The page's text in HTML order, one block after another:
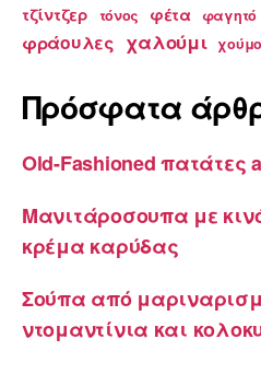
τζίντζερ τόνος φέτα φαγητό
φράουλες χαλούμι
Πρόσφατα
Old-Fashioned πατάτες
Μανιτάροσουπα με
κρέμα καρύδας
Σούπα από
ντομαντίνια και